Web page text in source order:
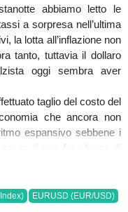
abbiamo letto le
a sorpresa nell’ultima
la lotta all’inflazione non
tanto, tuttavia il dollaro
oggi sembra aver
taglio del costo del
che ancora non
espansivo sebbene i
di una fase lunga di
Cina sembra aver colpito
dei componenti board
dare conferme o
EURUSD (EUR/USD)